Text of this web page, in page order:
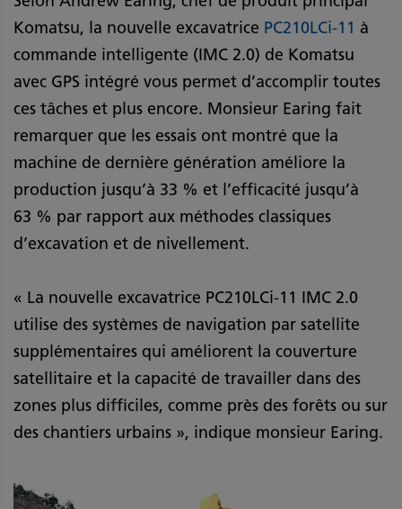
Komatsu, la nouvelle excavatrice PC210LCi-11 à
commande intelligente (IMC 2.0) de Komatsu
avec GPS intégré vous permet d’accomplir toutes
ces tâches et plus encore. Monsieur Earing fait
remarquer que les essais ont montré que la
machine de dernière génération améliore la
production jusqu’à 33 % et l’efficacité jusqu’à
63 % par rapport aux méthodes classiques
d’excavation et de nivellement.
« La nouvelle excavatrice PC210LCi-11 IMC 2.0
utilise des systèmes de navigation par satellite
supplémentaires qui améliorent la couverture
satellitaire et la capacité de travailler dans des
zones plus difficiles, comme près des forêts ou sur
des chantiers urbains », indique monsieur Earing.